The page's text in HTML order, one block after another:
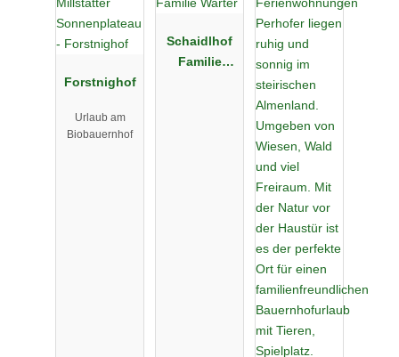
Forstnighof
Urlaub am
Biobauernhof
Schaidlhof
Familie